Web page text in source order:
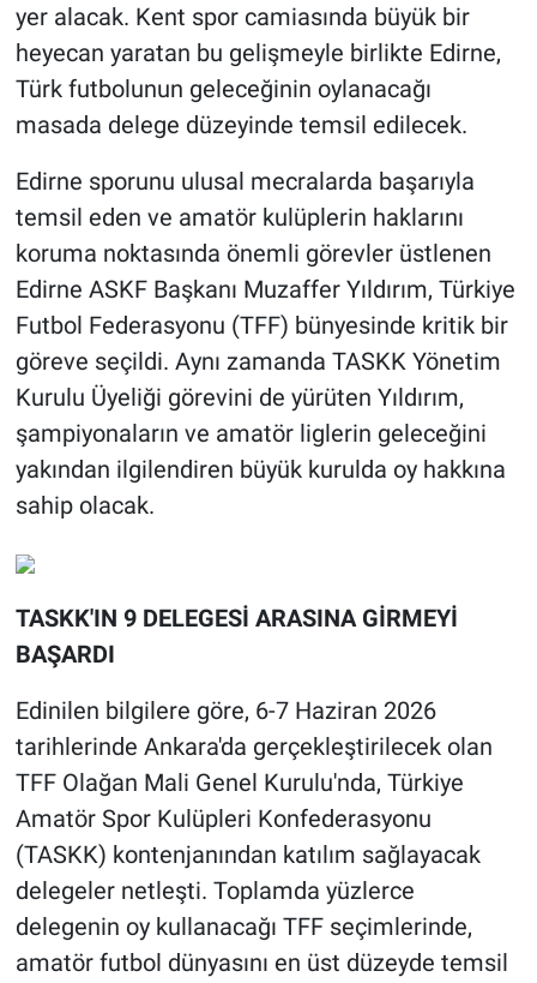
yer alacak. Kent spor camiasında büyük bir
heyecan yaratan bu gelişmeyle birlikte Edirne,
Türk futbolunun geleceğinin oylanacağı
masada delege düzeyinde temsil edilecek.
Edirne sporunu ulusal mecralarda başarıyla
temsil eden ve amatör kulüplerin haklarını
koruma noktasında önemli görevler üstlenen
Edirne ASKF Başkanı Muzaffer Yıldırım, Türkiye
Futbol Federasyonu (TFF) bünyesinde kritik bir
göreve seçildi. Aynı zamanda TASKK Yönetim
Kurulu Üyeliği görevini de yürüten Yıldırım,
şampiyonaların ve amatör liglerin geleceğini
yakından ilgilendiren büyük kurulda oy hakkına
sahip olacak.
TASKK'IN 9 DELEGESİ ARASINA GİRMEYİ
BAŞARDI
Edinilen bilgilere göre, 6-7 Haziran 2026
tarihlerinde Ankara'da gerçekleştirilecek olan
TFF Olağan Mali Genel Kurulu'nda, Türkiye
Amatör Spor Kulüpleri Konfederasyonu
(TASKK) kontenjanından katılım sağlayacak
delegeler netleşti. Toplamda yüzlerce
delegenin oy kullanacağı TFF seçimlerinde,
amatör futbol dünyasını en üst düzeyde temsil